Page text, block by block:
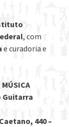
, com
e curadoria e
MÚSICA
Guitarra
440 –